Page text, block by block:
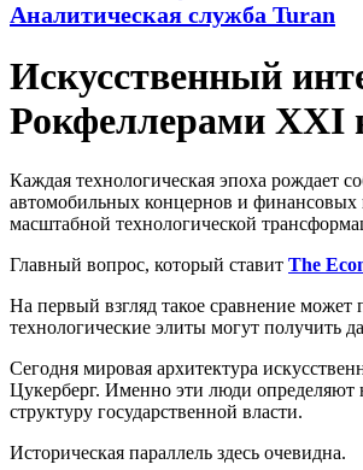
Аналитическая служба Turan
Искусственный
Рокфеллерами XXI
Каждая технологическая эпоха рождает
автомобильных концернов и финансовых
масштабной технологической
Главный вопрос, который ставит The
На первый взгляд такое сравнение
технологические элиты могут получить
Сегодня мировая архитектура
Цукерберг. Именно эти люди определяют
структуру государственной власти.
Историческая параллель здесь очевидна.